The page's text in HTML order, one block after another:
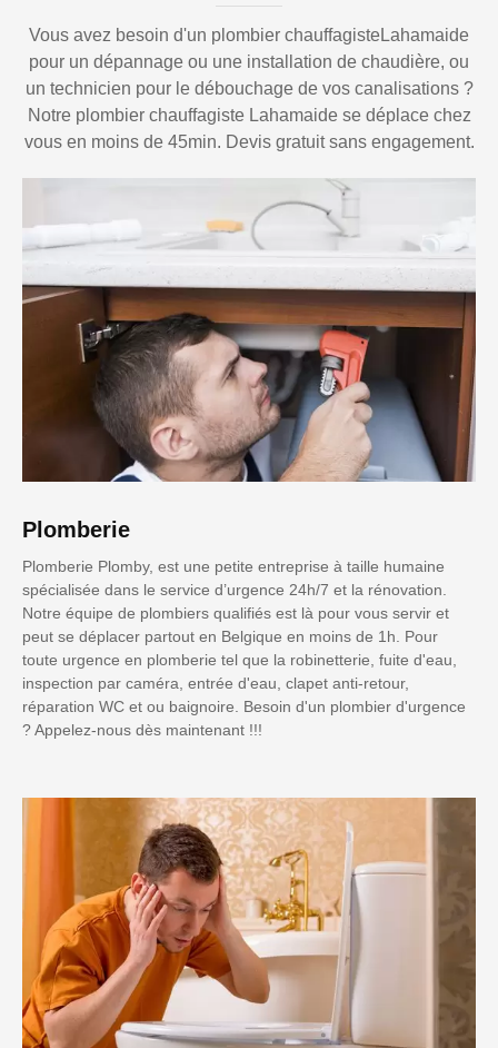
Vous avez besoin d'un plombier chauffagisteLahamaide
pour un dépannage ou une installation de chaudière, ou
un technicien pour le débouchage de vos canalisations ?
Notre plombier chauffagiste Lahamaide se déplace chez
vous en moins de 45min. Devis gratuit sans engagement.
Plomberie
Plomberie Plomby, est une petite entreprise à taille humaine
spécialisée dans le service d’urgence 24h/7 et la rénovation.
Notre équipe de plombiers qualifiés est là pour vous servir et
peut se déplacer partout en Belgique en moins de 1h. Pour
toute urgence en plomberie tel que la robinetterie, fuite d'eau,
inspection par caméra, entrée d'eau, clapet anti-retour,
réparation WC et ou baignoire. Besoin d'un plombier d'urgence
? Appelez-nous dès maintenant !!!